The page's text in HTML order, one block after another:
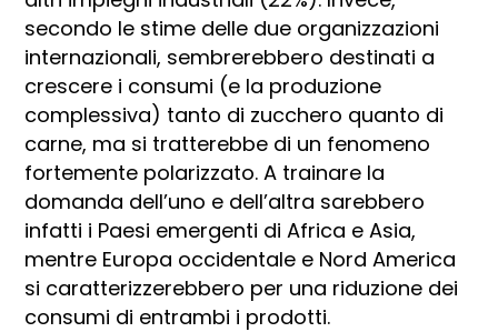
secondo le stime delle due organizzazioni
internazionali, sembrerebbero destinati a
crescere i consumi (e la produzione
complessiva) tanto di zucchero quanto di
carne, ma si tratterebbe di un fenomeno
fortemente polarizzato. A trainare la
domanda dell’uno e dell’altra sarebbero
infatti i Paesi emergenti di Africa e Asia,
mentre Europa occidentale e Nord America
si caratterizzerebbero per una riduzione dei
consumi di entrambi i prodotti.